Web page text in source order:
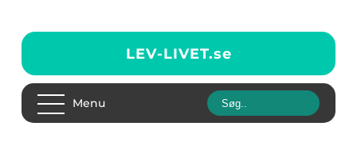
LEV-LIVET.se
Menu